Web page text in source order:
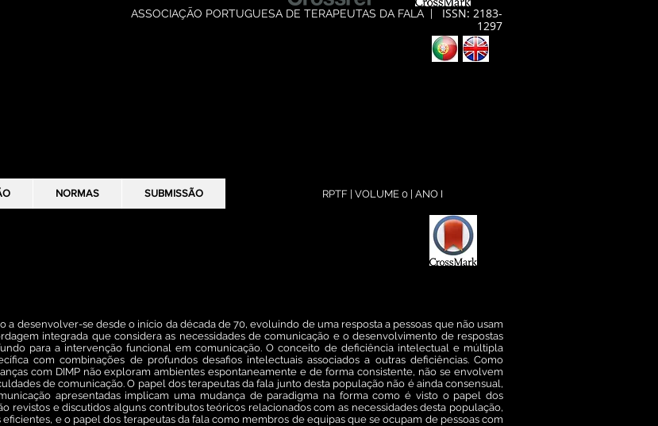
NORMAS SUBMISSÃO
desenvolver-se desde o início da década de 70, evoluindo de uma resposta a pessoas que não usam
integrada que considera as necessidades de comunicação e o desenvolvimento de respostas
para a intervenção funcional em comunicação. O conceito de deficiência intelectual e múltipla
com combinações de profundos desafios intelectuais associados a outras deficiências. Como
com DIMP não exploram ambientes espontaneamente e de forma consistente, não se envolvem
de comunicação. O papel dos terapeutas da fala junto desta população não é ainda consensual,
apresentadas implicam uma mudança de paradigma na forma como é visto o papel dos
revistos e discutidos alguns contributos teóricos relacionados com as necessidades desta população,
e o papel dos terapeutas da fala como membros de equipas que se ocupam de pessoas com
RPTF | VOLUME 0 | ANO I
ASSOCIAÇÃO PORTUGUESA DE TERAPEUTAS DA FALA | ISSN: 2183-
1297
NORMAS SUBMISSÃO